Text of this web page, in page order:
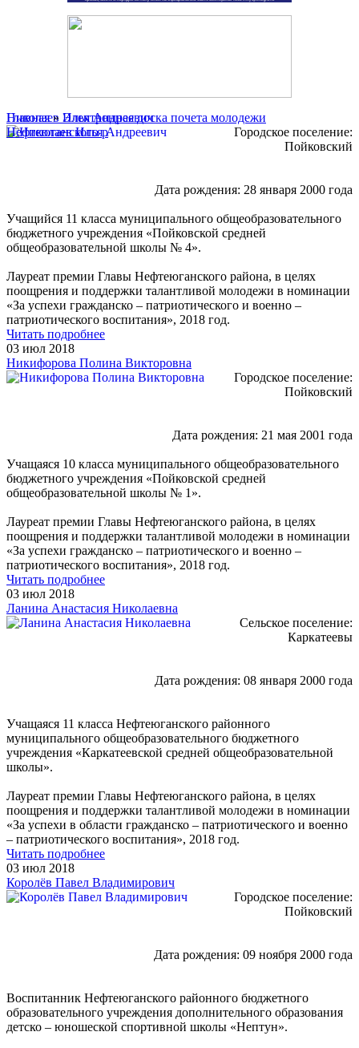
Главная» Электронная доска почета молодежи
Нефтеюганского р
Николаев Илья Андреевич
Городское поселение:
Пойковский
Дата рождения: 28 января 2000 года
Учащийся 11 класса муниципального общеобразовательного
бюджетного учреждения «Пойковской средней
общеобразовательной школы № 4».
Лауреат премии Главы Нефтеюганского района, в целях
поощрения и поддержки талантливой молодежи в номинации
«За успехи гражданско – патриотического и военно –
патриотического воспитания», 2018 год.
Читать подробнее
03 июл 2018
Никифорова Полина Викторовна
Городское поселение:
Пойковский
Дата рождения: 21 мая 2001 года
Учащаяся 10 класса муниципального общеобразовательного
бюджетного учреждения «Пойковской средней
общеобразовательной школы № 1».
Лауреат премии Главы Нефтеюганского района, в целях
поощрения и поддержки талантливой молодежи в номинации
«За успехи гражданско – патриотического и военно –
патриотического воспитания», 2018 год.
Читать подробнее
03 июл 2018
Ланина Анастасия Николаевна
Сельское поселение:
Каркатеевы
Дата рождения: 08 января 2000 года
Учащаяся 11 класса Нефтеюганского районного
муниципального общеобразовательного бюджетного
учреждения «Каркатеевской средней общеобразовательной
школы».
Лауреат премии Главы Нефтеюганского района, в целях
поощрения и поддержки талантливой молодежи в номинации
«За успехи в области гражданско – патриотического и военно
– патриотического воспитания», 2018 год.
Читать подробнее
03 июл 2018
Королёв Павел Владимирович
Городское поселение:
Пойковский
Дата рождения: 09 ноября 2000 года
Воспитанник Нефтеюганского районного бюджетного
образовательного учреждения дополнительного образования
детско – юношеской спортивной школы «Нептун».